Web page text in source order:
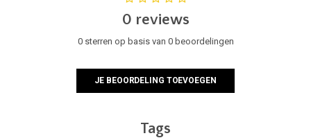
0 reviews
0 sterren op basis van 0 beoordelingen
JE BEOORDELING TOEVOEGEN
Tags